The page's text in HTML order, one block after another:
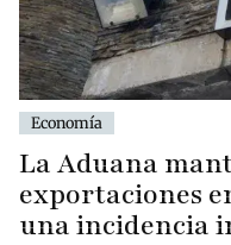
Economía
La Aduana
exportaciones
una incidencia